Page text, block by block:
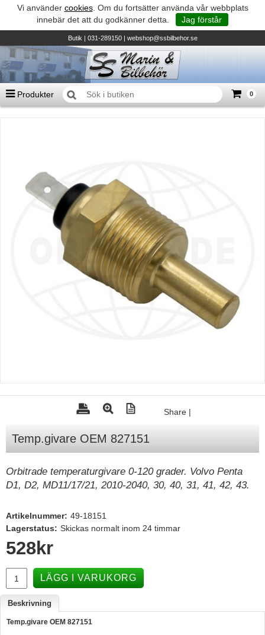
Vi använder cookies. Om du fortsätter använda vår webbplats
innebär det att du godkänner detta.
Jag förstår
Butik| 031-289150 | webshop@ssbilbehor.se
Produkter 0
Suzuki - Utombordare
Suzumar - Gummibåtar
Honda - Utombordare
HonWave - Gummibåtar
Honda - Elverk & Pumpar
Tohatsu - Utombordare
Mercury Servicedelar
Lowrance
Humminbird
Simrad
Båttillbehör
Hummertina
Varta - Batterier
Victron - Batteriladdare
CTEK - Batteriladdare
Webasto - Dieselvärmare
Share |
Temp.givare OEM 827151
Orbitrade temperaturgivare 0-120 grader. Volvo Penta
D1, D2, MD11/17/21, 2010-2040, 30, 40, 31, 41, 42, 43.
Artikelnummer: 49-18151
Lagerstatus: Skickas normalt inom 24 timmar
528kr
LÄGG I VARUKORG
Beskrivning
Temp.givare OEM 827151